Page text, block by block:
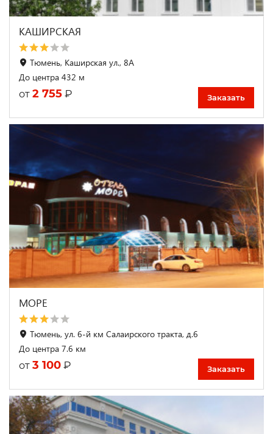
КАШИРСКАЯ
Тюмень, Каширская ул., 8А
До центра 432 м
от 2 755 ₽ Заказать
МОРЕ
Тюмень, ул. 6-й км Салаирского тракта, д.6
До центра 7.6 км
от 3 100 ₽ Заказать